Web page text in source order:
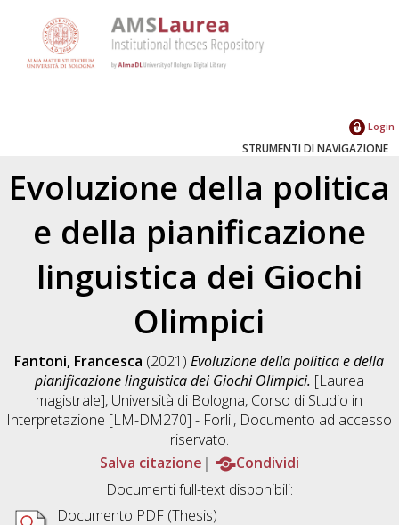
Login
STRUMENTI DI NAVIGAZIONE
Evoluzione della politica
e della pianificazione
linguistica dei Giochi
Olimpici
Fantoni, Francesca (2021)Evoluzione della politica e della
pianificazione linguistica dei Giochi Olimpici. [Laurea
magistrale], Università di Bologna, Corso di Studio in
Interpretazione [LM-DM270] - Forli', Documento ad accesso
riservato.
Salva citazione
Condividi
Documenti full-text disponibili:
Documento PDF (Thesis)